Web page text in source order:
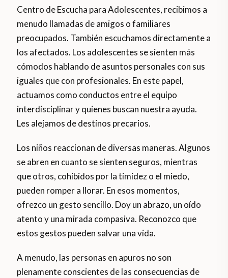
Centro de Escucha para Adolescentes, recibimos a
menudo llamadas de amigos o familiares
preocupados. También escuchamos directamente a
los afectados. Los adolescentes se sienten más
cómodos hablando de asuntos personales con sus
iguales que con profesionales. En este papel,
actuamos como conductos entre el equipo
interdisciplinar y quienes buscan nuestra ayuda.
Les alejamos de destinos precarios.
Los niños reaccionan de diversas maneras. Algunos
se abren en cuanto se sienten seguros, mientras
que otros, cohibidos por la timidez o el miedo,
pueden romper a llorar. En esos momentos,
ofrezco un gesto sencillo. Doy un abrazo, un oído
atento y una mirada compasiva. Reconozco que
estos gestos pueden salvar una vida.
A menudo, las personas en apuros no son
plenamente conscientes de las consecuencias de